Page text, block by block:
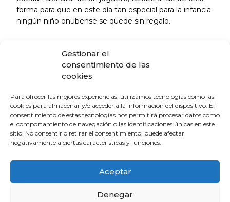
Gestionar el
consentimiento de las
cookies
Para ofrecer las mejores experiencias, utilizamos tecnologías como las
cookies para almacenar y/o acceder a la información del dispositivo. El
consentimiento de estas tecnologías nos permitirá procesar datos como
el comportamiento de navegación o las identificaciones únicas en este
sitio. No consentir o retirar el consentimiento, puede afectar
negativamente a ciertas características y funciones.
Aceptar
Denegar
forma para que en este día tan especial para la infancia
ningún niño onubense se quede sin regalo.
La Escuela de Verano Sénior cierra su
programación con una charla sobre
sexualidad y suelo pélvico en las
4 de agosto de 2026
El Colegio de Médicos de Huelva y
Fundación Madre Coraje unen fuerzas
saludable y sostenible